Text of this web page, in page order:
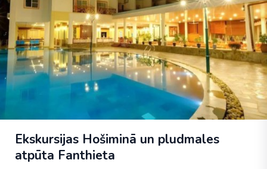
Ekskursijas Hošiminā un pludmales
atpūta Fanthieta